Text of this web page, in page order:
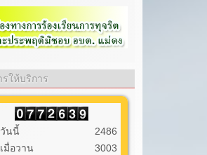
รให้บริการ
วันนี้
เมื่อวาน
2486
3003